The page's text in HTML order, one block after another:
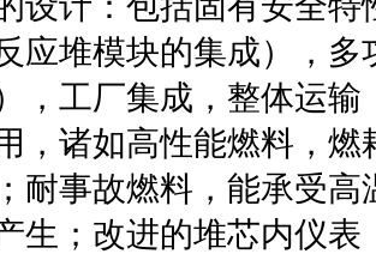
应堆模块的集成），
，工厂集成，整体运
，诸如高性能燃料，
耐事故燃料，能承受
生；改进的堆芯内仪